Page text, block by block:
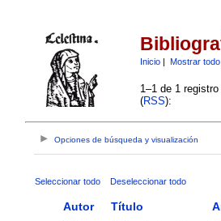
Inicio| Mostrar todo
1–1 de 1
(RSS):
Opciones de búsqueda y visualización
Seleccionar todo Deseleccionar todo
Autor Título